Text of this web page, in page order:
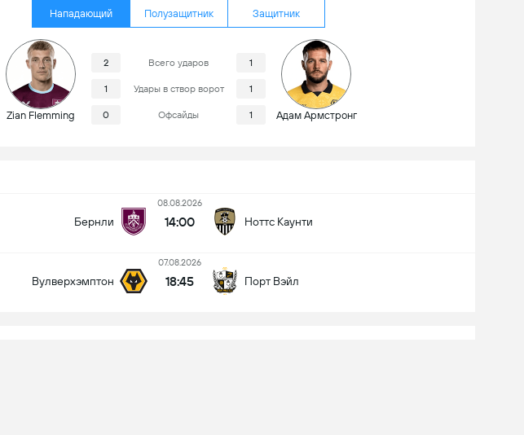
Бернли
08.08.2026
14:00 Ноттс Каунти
Вулверхэмптон
07.08.2026
18:45 Порт Вэйл
Нападающий Полузащитник Защитник
Zian Flemming
2 Всего ударов 1
1 Удары в створ ворот 1
0 Офсайды 1 Адам Армстронг